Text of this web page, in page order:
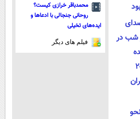
شب در
محمدباقر خرازی کیست؟
روحانی جنجالی با ادعاها و
ایده‌های تخیلی
فیلم های دیگر